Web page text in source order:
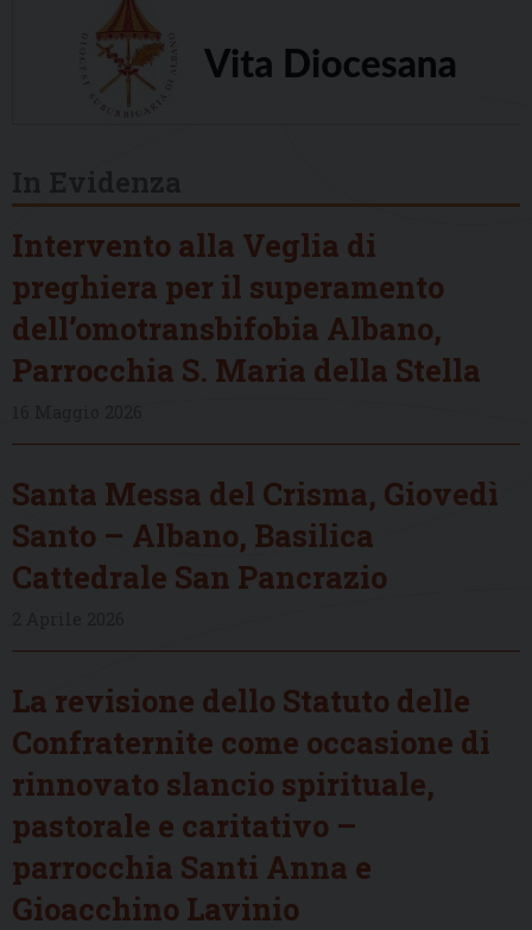
Intervento alla Veglia di
preghiera per il superamento
dell’omotransbifobia Albano,
Parrocchia S. Maria della Stella
Santa Messa del Crisma, Giovedì
Santo – Albano, Basilica
Cattedrale San Pancrazio
La revisione dello Statuto delle
Confraternite come occasione di
rinnovato slancio spirituale,
pastorale e caritativo –
parrocchia Santi Anna e
Gioacchino Lavinio